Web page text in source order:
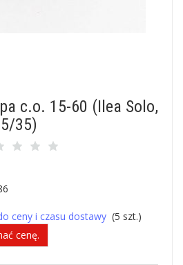
c.o. 15-60 (Ilea Solo,
35)
ceny i czasu dostawy (5 szt.)
cenę.